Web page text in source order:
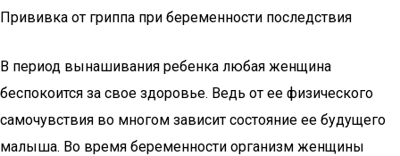
Прививка от гриппа при беременности последствия
В период вынашивания ребенка любая женщина
беспокоится за свое здоровье. Ведь от ее физического
самочувствия во многом зависит состояние ее будущего
малыша. Во время беременности организм женщины